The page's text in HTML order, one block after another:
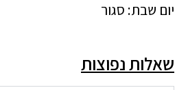
יום שבת: סגור
שאלות נפוצות